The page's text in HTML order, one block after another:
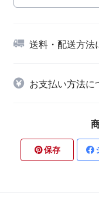
送料・配送方法
お支払い方法に
保存